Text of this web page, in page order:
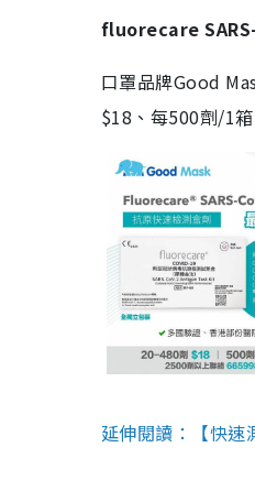
fluorecare
口罩品牌Good
$18、每500劑/1
延伸閱讀：【快